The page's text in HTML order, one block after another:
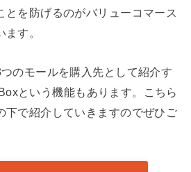
とを防げるのがバリューコマース
す。
のモールを購入先として紹介す
という機能もあります。こちら
下で紹介していきますのでぜひご